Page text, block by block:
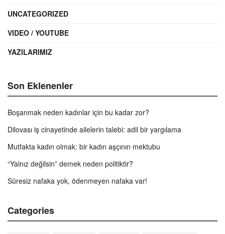
UNCATEGORIZED
VIDEO / YOUTUBE
YAZILARIMIZ
Son Eklenenler
Boşanmak neden kadınlar için bu kadar zor?
Dilovası iş cinayetinde ailelerin talebi: adil bir yargılama
Mutfakta kadın olmak: bir kadın aşçının mektubu
“Yalnız değilsin” demek neden politiktir?
Süresiz nafaka yok, ödenmeyen nafaka var!
Categories